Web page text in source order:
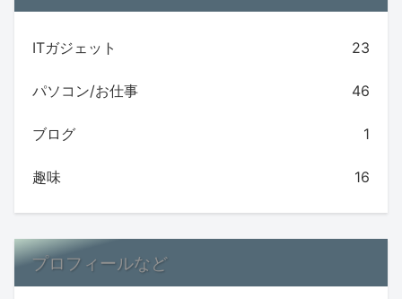
ITガジェット 23
パソコン/お仕事 46
ブログ 1
趣味 16
プロフィールなど